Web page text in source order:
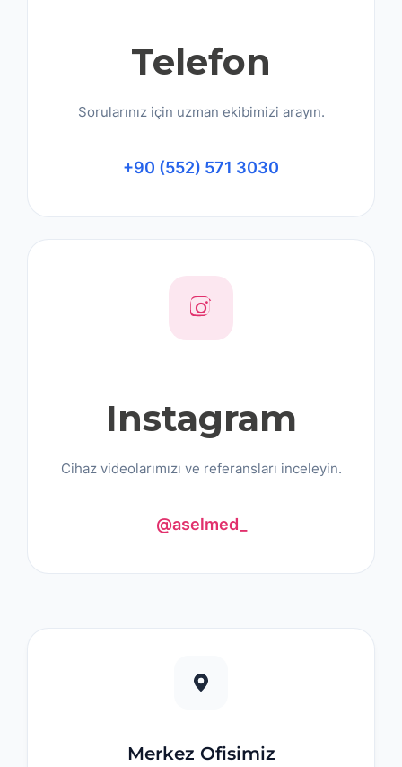
Telefon
Sorularınız için uzman ekibimizi arayın.
+90 (552) 571 3030
Instagram
Cihaz videolarımızı ve referansları inceleyin.
@aselmed_
Merkez Ofisimiz